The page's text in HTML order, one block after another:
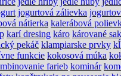
jogurtová zálievka
nátierka kalerábová
karí dresing káro kárované
pekáč klampiarske prvky
funkcie kokosová múka
farieb kominár